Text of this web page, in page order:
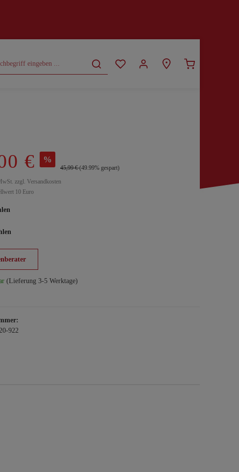
CURVY
€ %
45,99 €(49.99% gespart)
zzgl. Versandkosten
10 Euro
(Lieferung 3-5 Werktage)
922